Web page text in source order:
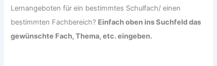
Lernangeboten für ein bestimmtes Schulfach/ einen
bestimmten Fachbereich? Einfach oben ins Suchfeld das
gewünschte Fach, Thema, etc. eingeben.